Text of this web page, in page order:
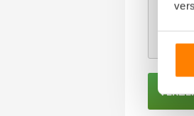
en